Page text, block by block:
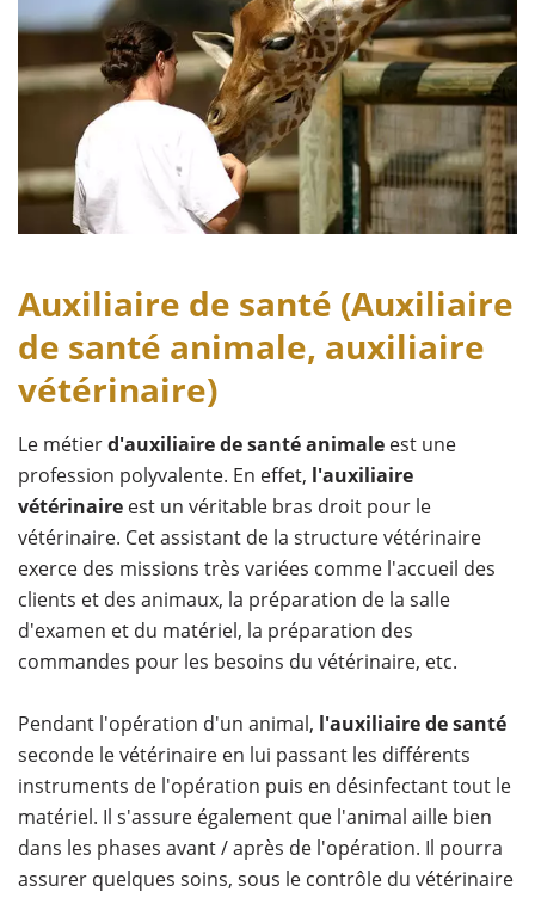
Auxiliaire de santé (Auxiliaire
de santé animale, auxiliaire
vétérinaire)
Le métierd'auxiliaire de santé animale est une
profession polyvalente. En effet, l'auxiliaire
vétérinaire est un véritable bras droit pour le
vétérinaire. Cet assistant de la structure vétérinaire
exerce des missions très variées comme l'accueil des
clients et des animaux, la préparation de la salle
d'examen et du matériel, la préparation des
commandes pour les besoins du vétérinaire, etc.
Pendant l'opération d'un animal, l'auxiliaire de santé
seconde le vétérinaire en lui passant les différents
instruments de l'opération puis en désinfectant tout le
matériel. Il s'assure également que l'animal aille bien
dans les phases avant / après de l'opération. Il pourra
assurer quelques soins, sous le contrôle du vétérinaire